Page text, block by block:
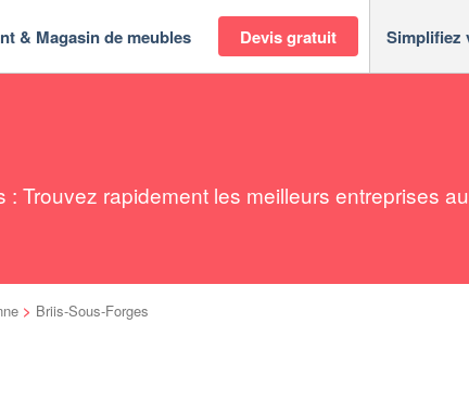
& Magasin de meubles Devis gratuit Simplifiez
Trouvez rapidement les meilleurs entreprises
> Briis-Sous-Forges